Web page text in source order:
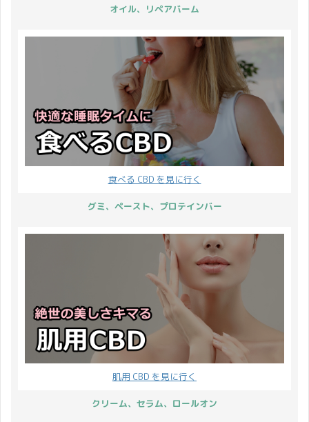
オイル、リペアバーム
食べる CBD を見に行く
グミ、ペースト、プロテインバー
肌用 CBD を見に行く
クリーム、セラム、ロールオン